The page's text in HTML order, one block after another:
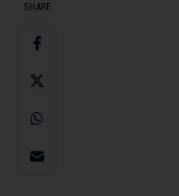
SHARE